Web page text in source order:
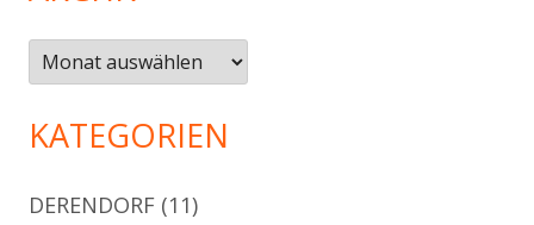
Archiv
KATEGORIEN
DERENDORF (11)